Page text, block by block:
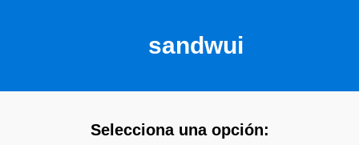
sandwui
Selecciona una opción: